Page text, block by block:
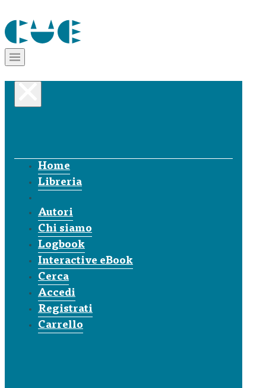
Home
Libreria
Autori
Chi siamo
Logbook
Interactive eBook
Cerca
Accedi
Registrati
Carrello